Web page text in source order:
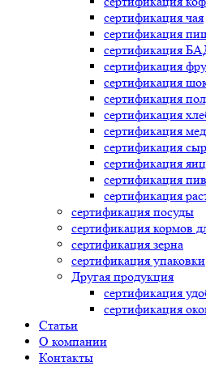
сертификация чая
сертификация
сертификация
сертификация
сертификация
сертификация
сертификация
сертификация
сертификация
сертификация яиц
сертификация
сертификация
сертификация посуды
сертификация кормов
сертификация зерна
сертификация упаковки
Другая продукция
сертификация
сертификация
Статьи
О компании
Контакты